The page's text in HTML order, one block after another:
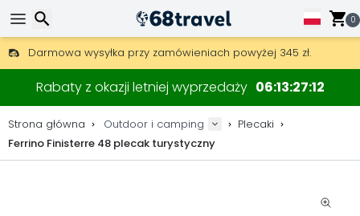
0
Darmowa wysyłka przy zamówieniach powyżej 345 zł.
30 dni na zwrot, 90 dni na drewniane mapy i dekoracje.
Najlepsze ceny na sprzęt outdoorowy i akcesoria.
Rabaty z okazji letniej wyprzedaży 06132711
Strona główna Outdoor i camping
Plecaki
Ferrino Finisterre 48 plecak turystyczny
Wyszukaj